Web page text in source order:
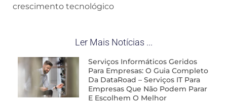
crescimento tecnológico
Ler Mais Notícias ...
Serviços Informáticos Geridos
Para Empresas: O Guia Completo
Da DataRoad – Serviços IT Para
Empresas Que Não Podem Parar
E Escolhem O Melhor